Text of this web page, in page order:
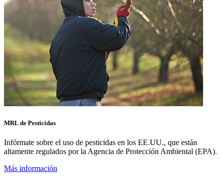
MRL de Pesticidas
Infórmate sobre el uso de pesticidas en los EE.UU., que están
altamente regulados por la Agencia de Protección Ambiental (EPA).
Más información